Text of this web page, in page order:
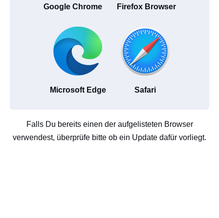
Google Chrome Firefox Browser
Microsoft Edge Safari
Falls Du bereits einen der aufgelisteten Browser
verwendest, überprüfe bitte ob ein Update dafür vorliegt.